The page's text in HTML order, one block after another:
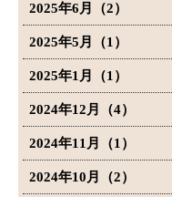
2025年6月（2）
2025年5月（1）
2025年1月（1）
2024年12月（4）
2024年11月（1）
2024年10月（2）